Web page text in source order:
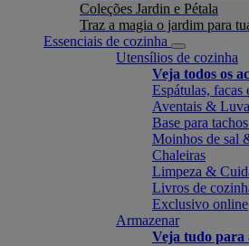
Coleções Jardin e Pétala
Traz a magia o jardim para
Essenciais de cozinha
Utensílios de cozinha
Veja todos os
Espátulas, facas
Aventais &
Base para
Moinhos de sal
Chaleiras
Limpeza &
Livros de
Exclusivo online
Armazenar
Veja tudo para